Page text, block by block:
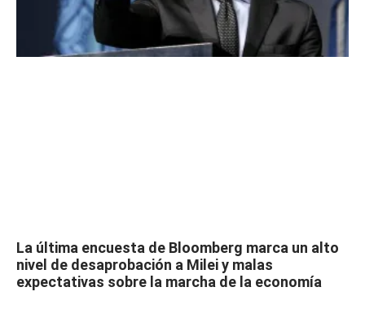
La última encuesta de Bloomberg marca un alto
nivel de desaprobación a Milei y malas
expectativas sobre la marcha de la economía